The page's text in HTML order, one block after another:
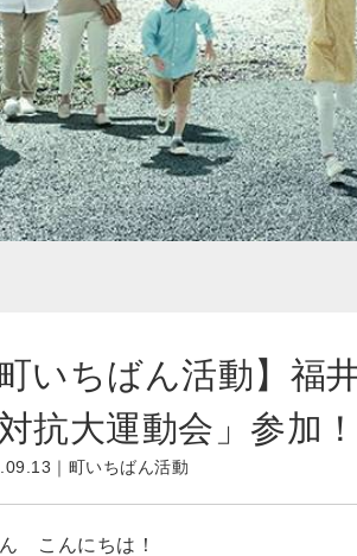
町いちばん活動】福
抗大運動会」参加！
｜町いちばん活動
こんにちは！